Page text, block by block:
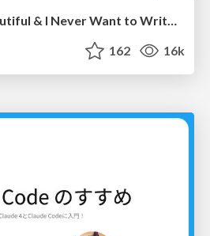
CoffeeScript is Beautiful & I Never Want to Write Plain JavaScript Again
162 16k